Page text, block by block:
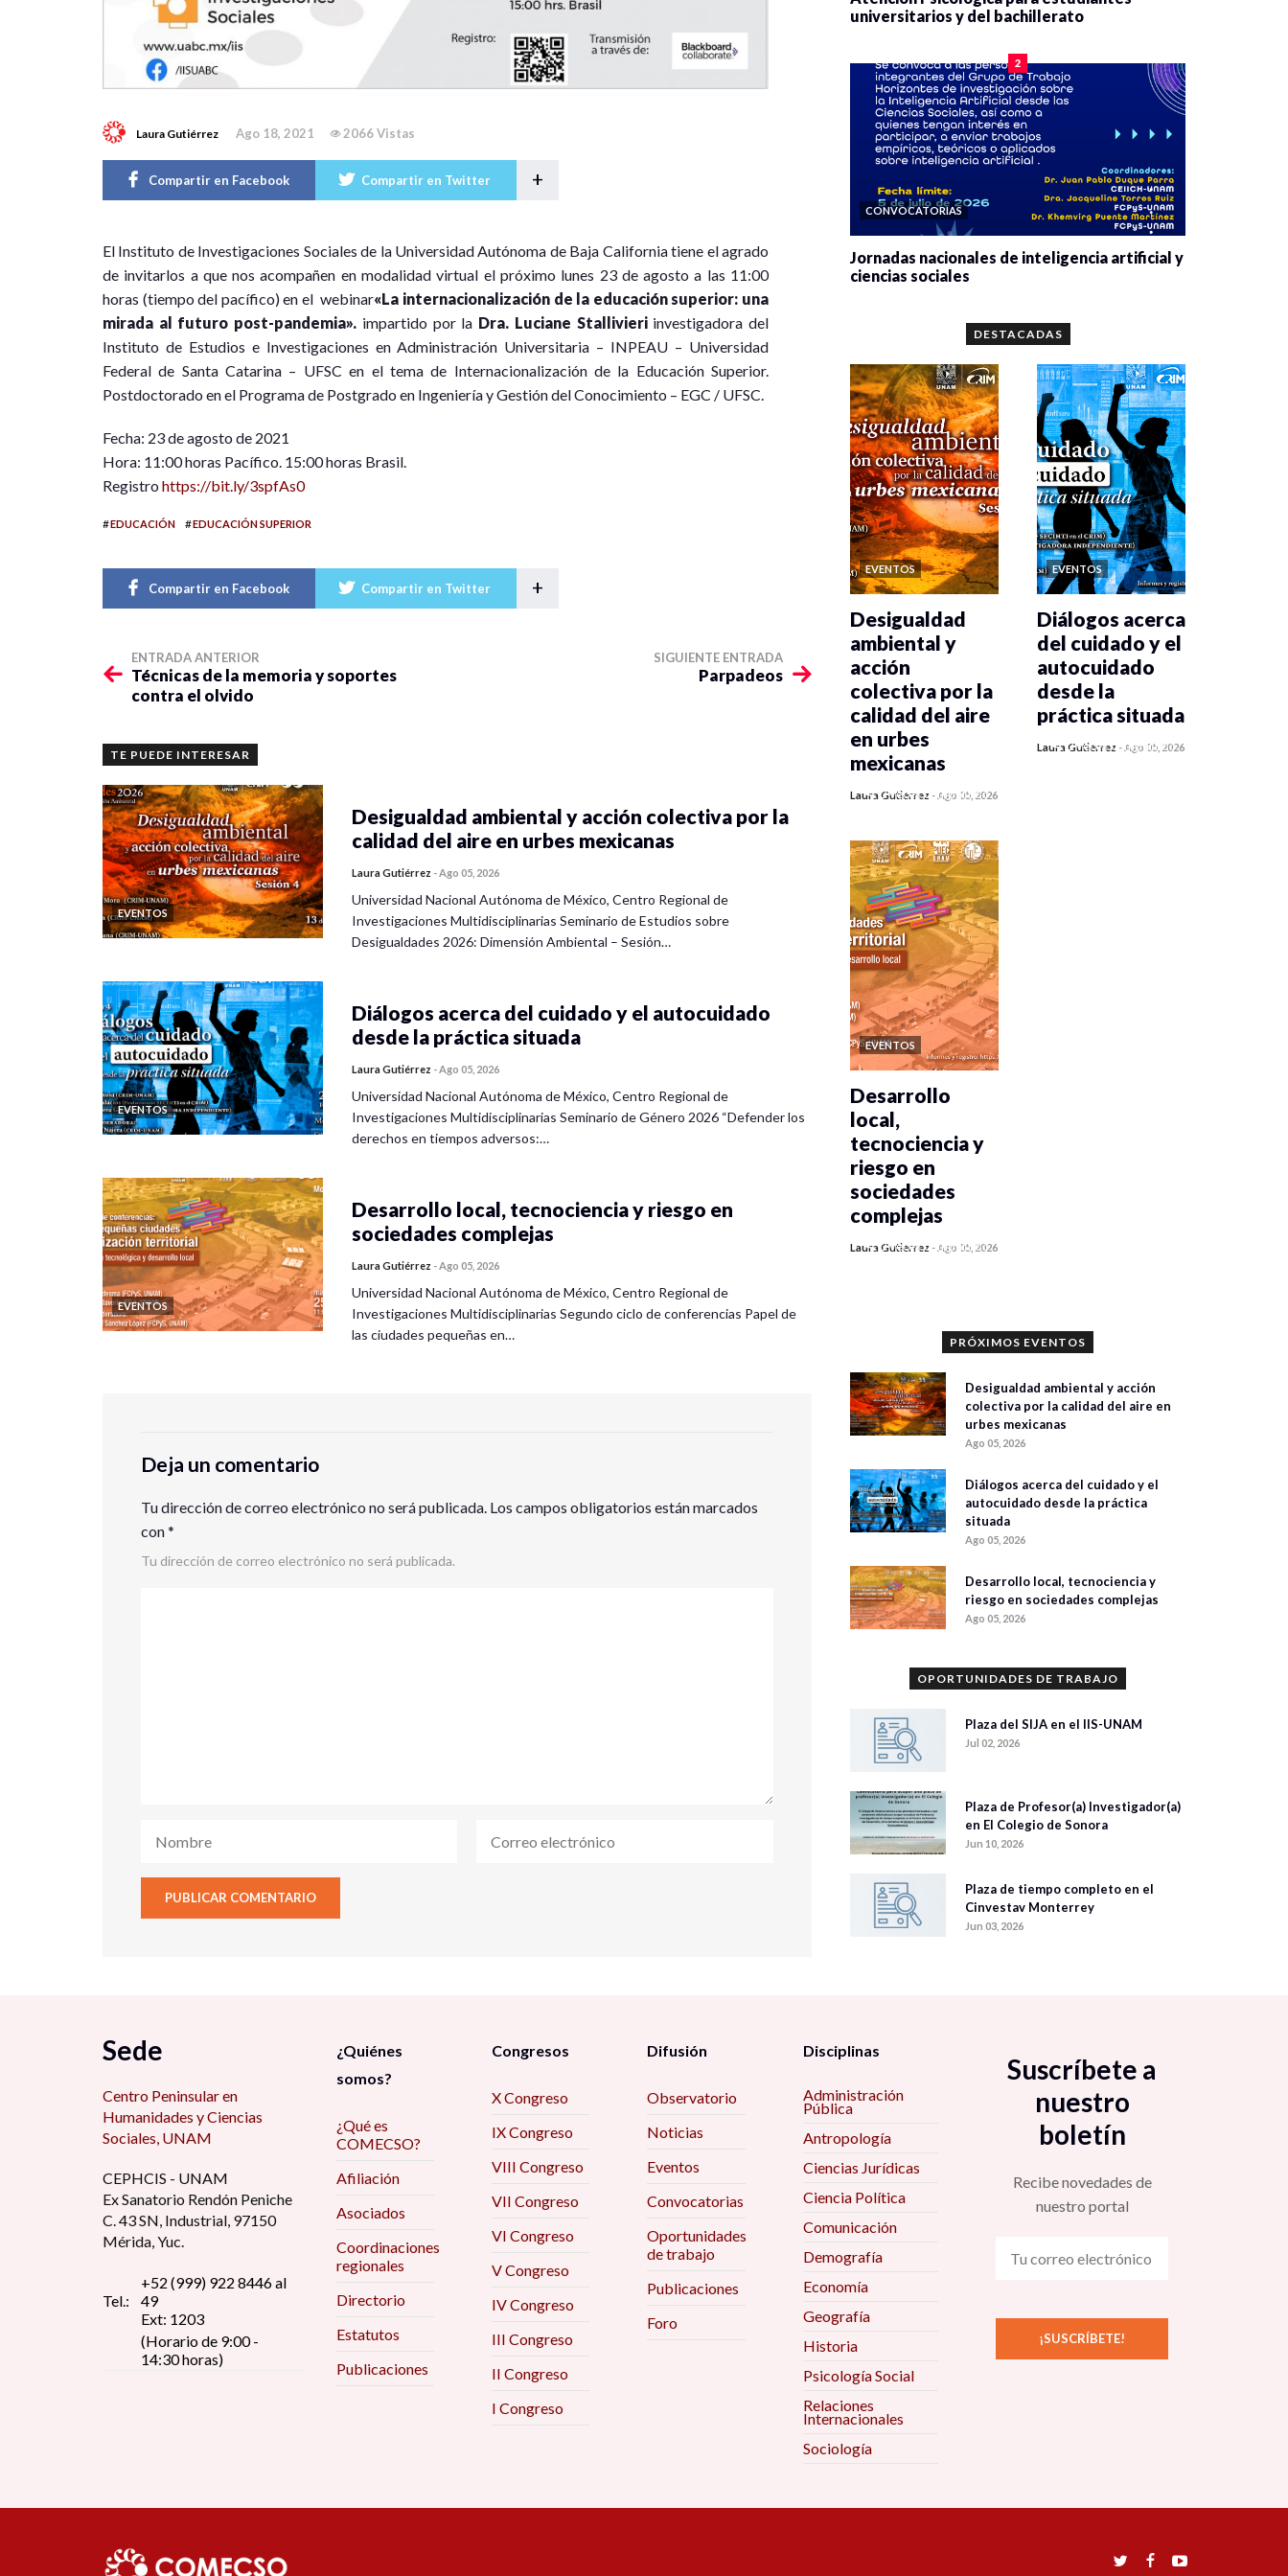
Laura Gutiérrez Ago 18, 2021 2066 Vistas
Compartir en Facebook Compartir en Twitter +
El Instituto de Investigaciones Sociales de la Universidad Autónoma de Baja California tiene el agrado
de invitarlos a que nos acompañen en modalidad virtual el próximo lunes 23 de agosto a las 11:00
horas (tiempo del pacífico) en el webinar«La internacionalización de la educación superior: una
mirada al futuro post-pandemia». impartido por la Dra. Luciane Stallivieriinvestigadora del
Instituto de Estudios e Investigaciones en Administración Universitaria – INPEAU – Universidad
Federal de Santa Catarina – UFSC en el tema de Internacionalización de la Educación Superior.
Postdoctorado en el Programa de Postgrado en Ingeniería y Gestión del Conocimiento – EGC / UFSC.
Fecha: 23 de agosto de 2021
Hora: 11:00 horas Pacífico. 15:00 horas Brasil.
Registro https://bit.ly/3spfAs0
#EDUCACIÓN #EDUCACIÓN SUPERIOR
Compartir en Facebook Compartir en Twitter +
ENTRADA ANTERIOR
Técnicas de la memoria y soportes
contra el olvido
SIGUIENTE ENTRADA
Parpadeos
TE PUEDE INTERESAR
EVENTOS
Desigualdad ambiental y acción colectiva por la
calidad del aire en urbes mexicanas
Laura Gutiérrez -Ago 05, 2026
Universidad Nacional Autónoma de México, Centro Regional de
Investigaciones Multidisciplinarias Seminario de Estudios sobre
Desigualdades 2026: Dimensión Ambiental – Sesión…
EVENTOS
Diálogos acerca del cuidado y el autocuidado
desde la práctica situada
Laura Gutiérrez -Ago 05, 2026
Universidad Nacional Autónoma de México, Centro Regional de
Investigaciones Multidisciplinarias Seminario de Género 2026 “Defender los
derechos en tiempos adversos:…
EVENTOS
Desarrollo local, tecnociencia y riesgo en
sociedades complejas
Laura Gutiérrez -Ago 05, 2026
Universidad Nacional Autónoma de México, Centro Regional de
Investigaciones Multidisciplinarias Segundo ciclo de conferencias Papel de
las ciudades pequeñas en…
Deja un comentario
Tu dirección de correo electrónico no será publicada. Los campos obligatorios están marcados
con*
Tu dirección de correo electrónico no será publicada.
universitarios y del bachillerato
2
CONVOCATORIAS
Jornadas nacionales de inteligencia artificial y
ciencias sociales
DESTACADAS
EVENTOS
0 veces compartido
Desigualdad
ambiental y
acción
colectiva por la
calidad del aire
en urbes
mexicanas
Laura Gutiérrez -Ago 05, 2026
EVENTOS
0 veces compartido
Diálogos acerca
del cuidado y el
autocuidado
desde la
práctica situada
Laura Gutiérrez -Ago 05, 2026
EVENTOS
0 veces compartido
Desarrollo
local,
tecnociencia y
riesgo en
sociedades
complejas
Laura Gutiérrez -Ago 05, 2026
PRÓXIMOS EVENTOS
Desigualdad ambiental y acción
colectiva por la calidad del aire en
urbes mexicanas
Ago 05, 2026
Diálogos acerca del cuidado y el
autocuidado desde la práctica
situada
Ago 05, 2026
Desarrollo local, tecnociencia y
riesgo en sociedades complejas
Ago 05, 2026
OPORTUNIDADES DE TRABAJO
Plaza del SIJA en el IIS-UNAM
Jul 02, 2026
Plaza de Profesor(a) Investigador(a)
en El Colegio de Sonora
Jun 10, 2026
Plaza de tiempo completo en el
Cinvestav Monterrey
Jun 03, 2026
Sede
Centro Peninsular en
Humanidades y Ciencias
Sociales, UNAM
CEPHCIS - UNAM
Ex Sanatorio Rendón Peniche
C. 43 SN, Industrial, 97150
Mérida, Yuc.
Tel.:
+52 (999) 922 8446 al
49
Ext: 1203
(Horario de 9:00 -
14:30 horas)
¿Quiénes
somos?
¿Qué es
COMECSO?
Afiliación
Asociados
Coordinaciones
regionales
Directorio
Estatutos
Publicaciones
Congresos
X Congreso
IX Congreso
VIII Congreso
VII Congreso
VI Congreso
V Congreso
IV Congreso
III Congreso
II Congreso
I Congreso
Difusión
Observatorio
Noticias
Eventos
Convocatorias
Oportunidades
de trabajo
Publicaciones
Foro
Disciplinas
Administración
Pública
Antropología
Ciencias Jurídicas
Ciencia Política
Comunicación
Demografía
Economía
Geografía
Historia
Psicología Social
Relaciones
Internacionales
Sociología
Suscríbete a
nuestro
boletín
Recibe novedades de
nuestro portal